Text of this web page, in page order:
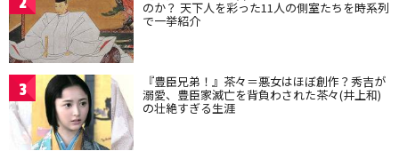
のか？ 天下人を彩った11人の側室たちを時系列
で一挙紹介
3 『豊臣兄弟！』茶々＝悪女はほぼ創作？秀吉が
溺愛、豊臣家滅亡を背負わされた茶々(井上和)
の壮絶すぎる生涯